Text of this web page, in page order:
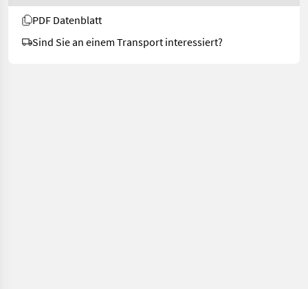
PDF Datenblatt
Sind Sie an einem Transport interessiert?